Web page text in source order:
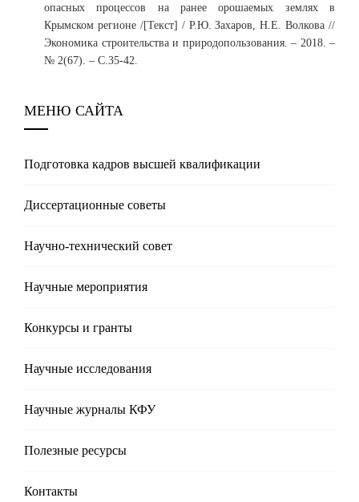
опасных процессов на ранее орошаемых землях в
Крымском регионе /[Текст] / Р.Ю. Захаров, Н.Е. Волкова //
Экономика строительства и природопользования. – 2018. –
№ 2(67). – С.35-42.
МЕНЮ САЙТА
Подготовка кадров высшей квалификации
Диссертационные советы
Научно-технический совет
Научные мероприятия
Конкурсы и гранты
Научные исследования
Научные журналы КФУ
Полезные реcурсы
Контакты